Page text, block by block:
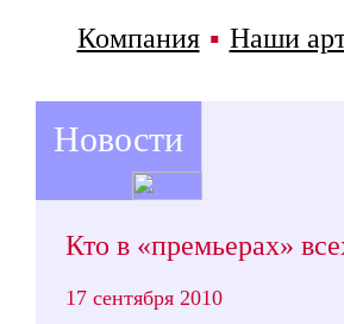
Компания ▪ Наши
Новости
Кто в «премьерах»
17 сентября 2010